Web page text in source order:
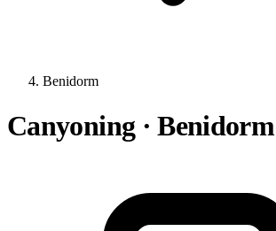
Benidorm
Canyoning · Benidorm